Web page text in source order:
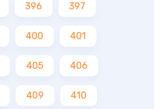
396 397
400 401
405 406
409 410